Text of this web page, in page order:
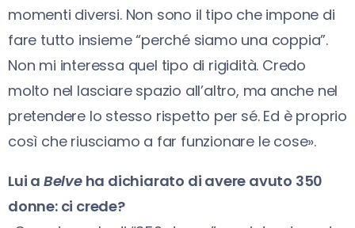
momenti diversi. Non sono il tipo che impone di
fare tutto insieme “perché siamo una coppia”.
Non mi interessa quel tipo di rigidità. Credo
molto nel lasciare spazio all’altro, ma anche nel
pretendere lo stesso rispetto per sé. Ed è proprio
così che riusciamo a far funzionare le cose».
Lui a Belveha dichiarato di avere avuto 350
donne: ci crede?